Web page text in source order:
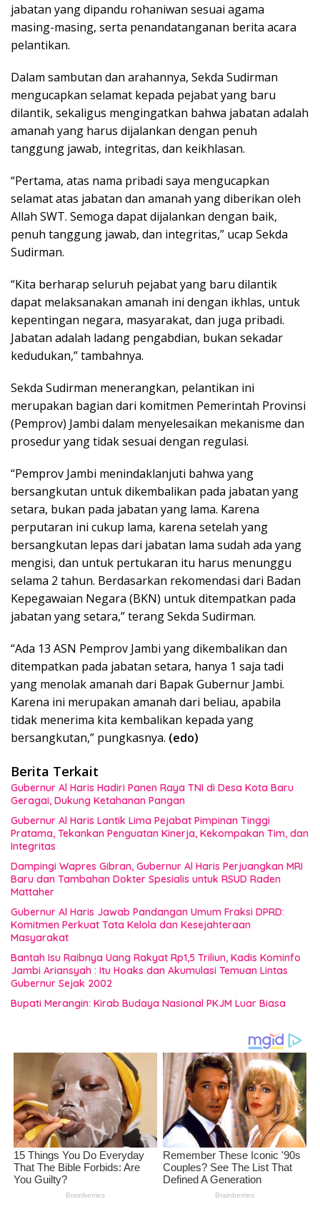
jabatan yang dipandu rohaniwan sesuai agama
masing-masing, serta penandatanganan berita acara
pelantikan.
Dalam sambutan dan arahannya, Sekda Sudirman
mengucapkan selamat kepada pejabat yang baru
dilantik, sekaligus mengingatkan bahwa jabatan adalah
amanah yang harus dijalankan dengan penuh
tanggung jawab, integritas, dan keikhlasan.
“Pertama, atas nama pribadi saya mengucapkan
selamat atas jabatan dan amanah yang diberikan oleh
Allah SWT. Semoga dapat dijalankan dengan baik,
penuh tanggung jawab, dan integritas,” ucap Sekda
Sudirman.
“Kita berharap seluruh pejabat yang baru dilantik
dapat melaksanakan amanah ini dengan ikhlas, untuk
kepentingan negara, masyarakat, dan juga pribadi.
Jabatan adalah ladang pengabdian, bukan sekadar
kedudukan,” tambahnya.
Sekda Sudirman menerangkan, pelantikan ini
merupakan bagian dari komitmen Pemerintah Provinsi
(Pemprov) Jambi dalam menyelesaikan mekanisme dan
prosedur yang tidak sesuai dengan regulasi.
“Pemprov Jambi menindaklanjuti bahwa yang
bersangkutan untuk dikembalikan pada jabatan yang
setara, bukan pada jabatan yang lama. Karena
perputaran ini cukup lama, karena setelah yang
bersangkutan lepas dari jabatan lama sudah ada yang
mengisi, dan untuk pertukaran itu harus menunggu
selama 2 tahun. Berdasarkan rekomendasi dari Badan
Kepegawaian Negara (BKN) untuk ditempatkan pada
jabatan yang setara,” terang Sekda Sudirman.
“Ada 13 ASN Pemprov Jambi yang dikembalikan dan
ditempatkan pada jabatan setara, hanya 1 saja tadi
yang menolak amanah dari Bapak Gubernur Jambi.
Karena ini merupakan amanah dari beliau, apabila
tidak menerima kita kembalikan kepada yang
bersangkutan,” pungkasnya. (edo)
Berita Terkait
Gubernur Al Haris Hadiri Panen Raya TNI di Desa Kota Baru
Geragai, Dukung Ketahanan Pangan
Gubernur Al Haris Lantik Lima Pejabat Pimpinan Tinggi
Pratama, Tekankan Penguatan Kinerja, Kekompakan Tim, dan
Integritas
Dampingi Wapres Gibran, Gubernur Al Haris Perjuangkan MRI
Baru dan Tambahan Dokter Spesialis untuk RSUD Raden
Mattaher
Gubernur Al Haris Jawab Pandangan Umum Fraksi DPRD:
Komitmen Perkuat Tata Kelola dan Kesejahteraan
Masyarakat
Bantah Isu Raibnya Uang Rakyat Rp1,5 Triliun, Kadis Kominfo
Jambi Ariansyah : Itu Hoaks dan Akumulasi Temuan Lintas
Gubernur Sejak 2002
Bupati Merangin: Kirab Budaya Nasional PKJM Luar Biasa